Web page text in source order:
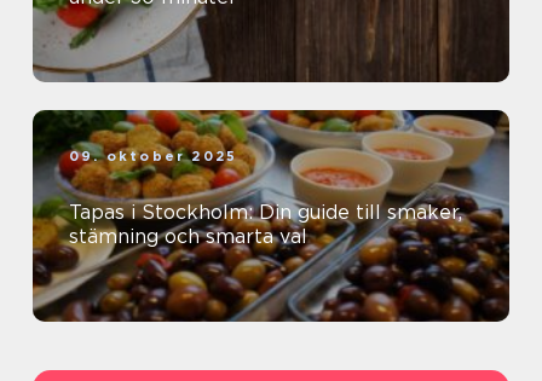
09. oktober 2025
Tapas i Stockholm: Din guide till smaker,
stämning och smarta val